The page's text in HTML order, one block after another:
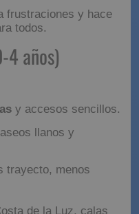
frustraciones y hace
todos.
(0-4
y accesos sencillos.
trayecto, menos